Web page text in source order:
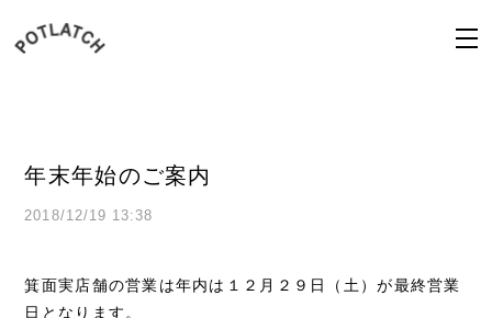
年末年始のご案内
2018/12/19 13:38
箕面実店舗の営業は年内は１２月２９日（土）が最終営業
日となります。